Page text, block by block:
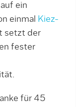
auf ein
einmal
Kiez-
setzt der
fester
für 45